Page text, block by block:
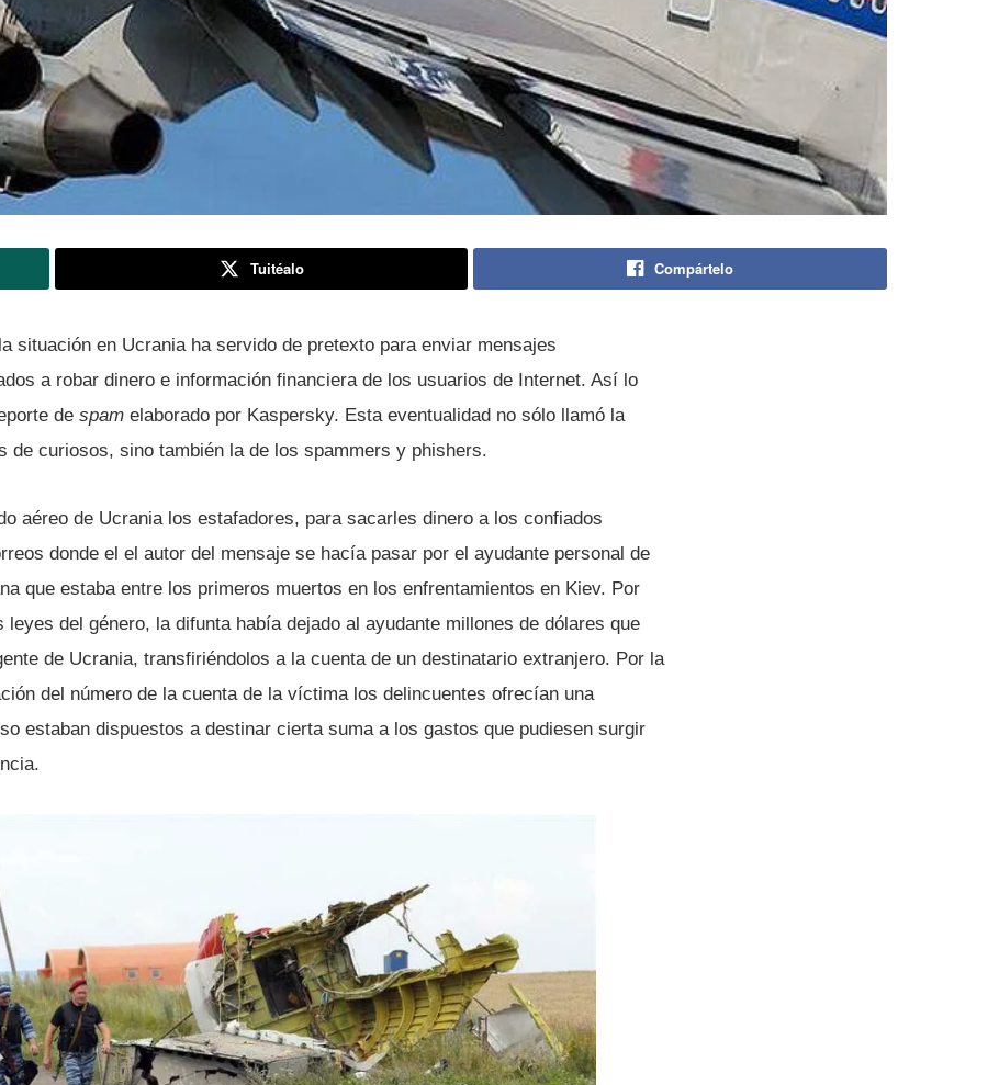
Tuitéalo Compártelo
situación en Ucrania ha servido de pretexto para enviar mensajes
a robar dinero e información financiera de los usuarios de Internet. Así­ lo
de spam elaborado por Kaspersky. Esta eventualidad no sólo llamó la
de curiosos, sino también la de los spammers y phishers.
aéreo de Ucrania los estafadores, para sacarles dinero a los confiados
donde el el autor del mensaje se hací­a pasar por el ayudante personal de
que estaba entre los primeros muertos en los enfrentamientos en Kiev. Por
leyes del género, la difunta habí­a dejado al ayudante millones de dólares que
de Ucrania, transfiriéndolos a la cuenta de un destinatario extranjero. Por la
del número de la cuenta de la ví­ctima los delincuentes ofrecí­an una
estaban dispuestos a destinar cierta suma a los gastos que pudiesen surgir